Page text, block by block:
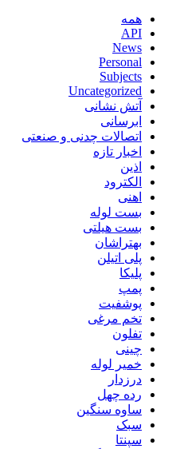
همه
API
News
Personal
Subjects
Uncategorized
آتش نشانی
ابرسانی
اتصالات چدنی و صنعتی
اخبار تازه
اذین
الکترود
اهنی
بست لوله
بست هیلتی
بهتراشان
پلی اتیلن
پلیکا
پمپ
پوشفیت
تخم مرغی
تفلون
چینی
خمیر لوله
درزدار
رده چهل
ساوه سنگین
سبک
سپنتا